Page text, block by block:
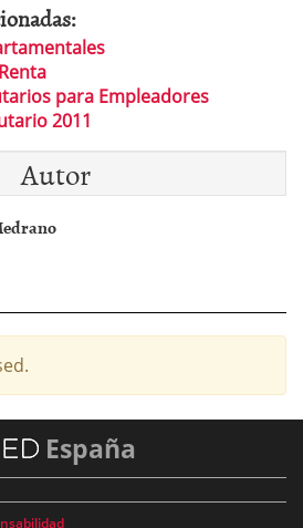
para Empleadores
2011
Autor
España